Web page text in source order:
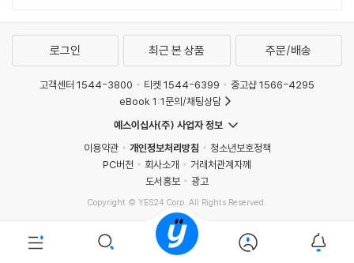
로그인 최근 본 상품 주문/배송
고객센터 1544-3800 티켓 1544-6399
중고샵 1566-4295
eBook 1:1문의/채팅상담
예스이십사(주) 사업자 정보
이용약관
개인정보처리방침
청소년보호정책
PC버전
회사소개
거래처관계자께
도서홍보
광고
Copyright © YES24 Corp. All Rights Reserved.